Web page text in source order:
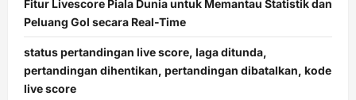
Fitur Livescore Piala Dunia untuk Memantau Statistik dan
Peluang Gol secara Real-Time
status pertandingan live score, laga ditunda,
pertandingan dihentikan, pertandingan dibatalkan, kode
live score